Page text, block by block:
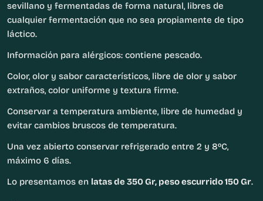
sevillano y fermentadas de forma natural, libres de
cualquier fermentación que no sea propiamente de tipo
láctico.
Información para alérgicos: contiene pescado.
Color, olor y sabor característicos, libre de olor y sabor
extraños, color uniforme y textura firme.
Conservar a temperatura ambiente, libre de humedad y
evitar cambios bruscos de temperatura.
Una vez abierto conservar refrigerado entre 2 y 8ºC,
máximo 6 días.
Lo presentamos en latas de 350 Gr, peso escurrido 150 Gr.